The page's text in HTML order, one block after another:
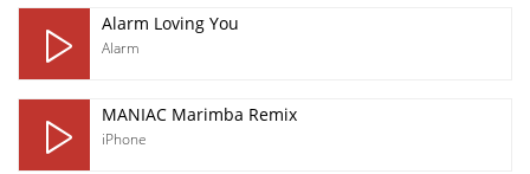
Alarm Loving You
Alarm
MANIAC Marimba Remix
iPhone